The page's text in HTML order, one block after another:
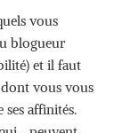
vous
blogueur
et il faut
vous vous
ses affinités.